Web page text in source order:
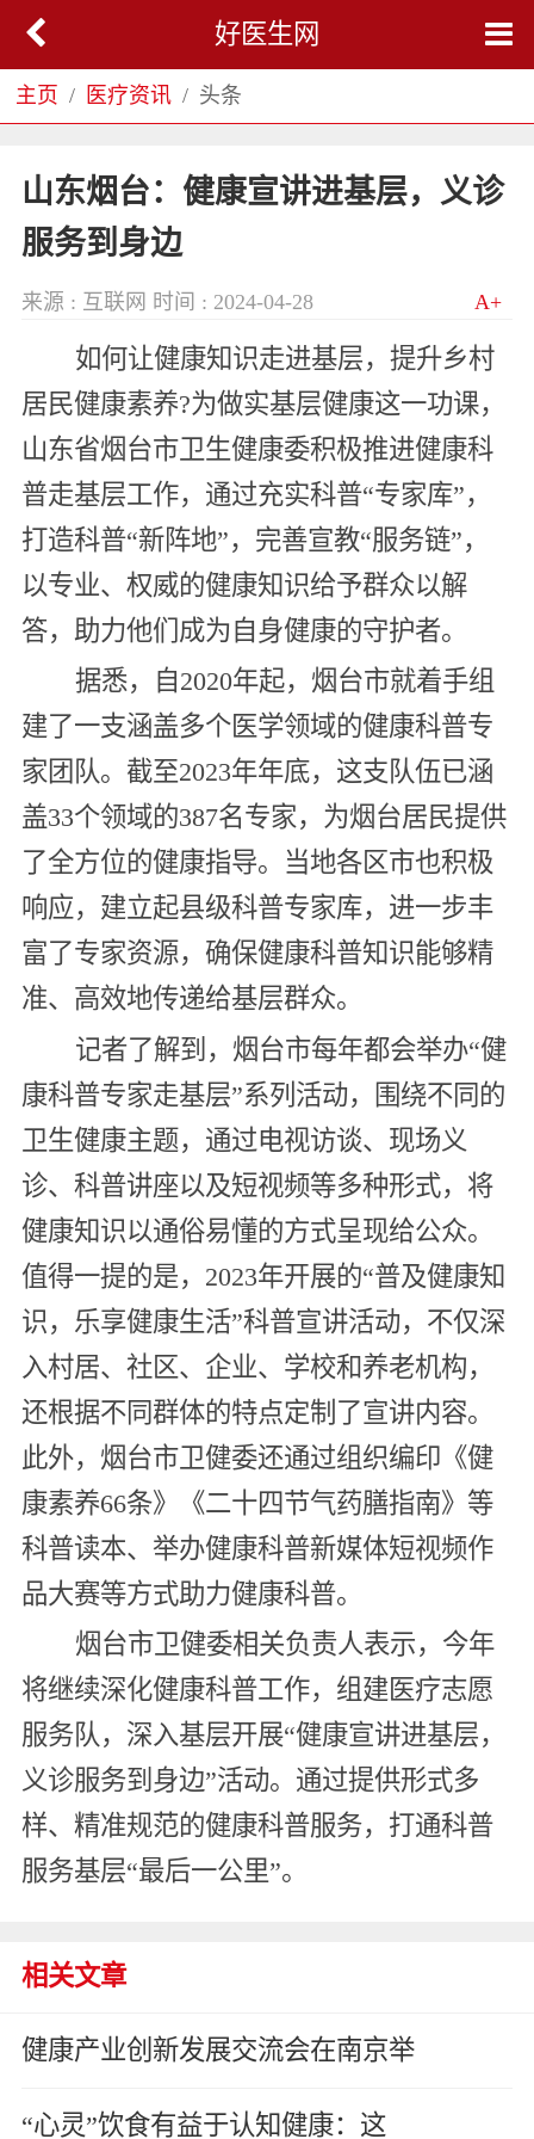
好医生网
主页 医疗资讯 头条
山东烟台：健康宣讲进基层，义诊
服务到身边
来源 : 互联网 时间 : 2024-04-28 A+
如何让健康知识走进基层，提升乡村
居民健康素养?为做实基层健康这一功课，
山东省烟台市卫生健康委积极推进健康科
普走基层工作，通过充实科普“专家库”，
打造科普“新阵地”，完善宣教“服务链”，
以专业、权威的健康知识给予群众以解
答，助力他们成为自身健康的守护者。
据悉，自2020年起，烟台市就着手组
建了一支涵盖多个医学领域的健康科普专
家团队。截至2023年年底，这支队伍已涵
盖33个领域的387名专家，为烟台居民提供
了全方位的健康指导。当地各区市也积极
响应，建立起县级科普专家库，进一步丰
富了专家资源，确保健康科普知识能够精
准、高效地传递给基层群众。
记者了解到，烟台市每年都会举办“健
康科普专家走基层”系列活动，围绕不同的
卫生健康主题，通过电视访谈、现场义
诊、科普讲座以及短视频等多种形式，将
健康知识以通俗易懂的方式呈现给公众。
值得一提的是，2023年开展的“普及健康知
识，乐享健康生活”科普宣讲活动，不仅深
入村居、社区、企业、学校和养老机构，
还根据不同群体的特点定制了宣讲内容。
此外，烟台市卫健委还通过组织编印《健
康素养66条》《二十四节气药膳指南》等
科普读本、举办健康科普新媒体短视频作
品大赛等方式助力健康科普。
烟台市卫健委相关负责人表示，今年
将继续深化健康科普工作，组建医疗志愿
服务队，深入基层开展“健康宣讲进基层，
义诊服务到身边”活动。通过提供形式多
样、精准规范的健康科普服务，打通科普
服务基层“最后一公里”。
相关文章
健康产业创新发展交流会在南京举
“心灵”饮食有益于认知健康：这